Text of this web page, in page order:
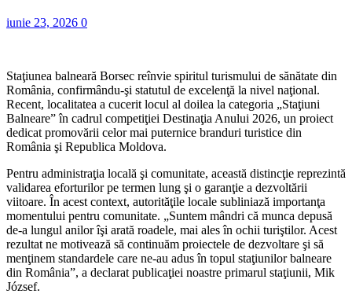
iunie 23, 2026 0
Staţiunea balneară Borsec reînvie spiritul turismului de sănătate din
România, confirmându-şi statutul de excelenţă la nivel naţional.
Recent, localitatea a cucerit locul al doilea la categoria „Staţiuni
Balneare” în cadrul competiţiei Destinaţia Anului 2026, un proiect
dedicat promovării celor mai puternice branduri turistice din
România şi Republica Moldova.
Pentru administraţia locală şi comunitate, această distincţie reprezintă
validarea eforturilor pe termen lung şi o garanţie a dezvoltării
viitoare. În acest context, autorităţile locale subliniază importanţa
momentului pentru comunitate. „Suntem mândri că munca depusă
de-a lungul anilor îşi arată roadele, mai ales în ochii turiştilor. Acest
rezultat ne motivează să continuăm proiectele de dezvoltare şi să
menţinem standardele care ne-au adus în topul staţiunilor balneare
din România”, a declarat publicaţiei noastre primarul staţiunii, Mik
József.